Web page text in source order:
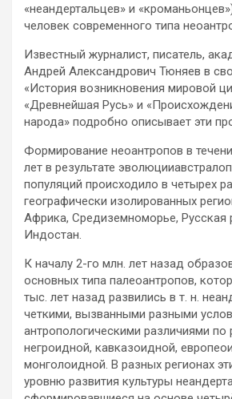
«неандертальцев» и
человек современного типа
Известный журналист, писатель,
Андрей Александрович Тюняев в
«История возникновения мировой
«Древнейшая Русь» и
народа» подробно описывает эти
Формирование неоантропов в
лет в результате
популяций происходило в четырех
географически изолированных
Африка, Средиземноморье, Русская
Индостан.
К началу 2-го млн. лет назад
основных типа палеоантропов,
тыс. лет назад развились в т. н.
четкими, вызванными разными
антропологическими различиями по
негроидной, кавказоидной,
монголоидной. В разных регионах
уровню развития культуры